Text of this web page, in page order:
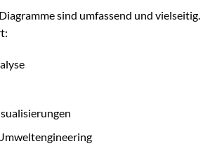
sind umfassend und